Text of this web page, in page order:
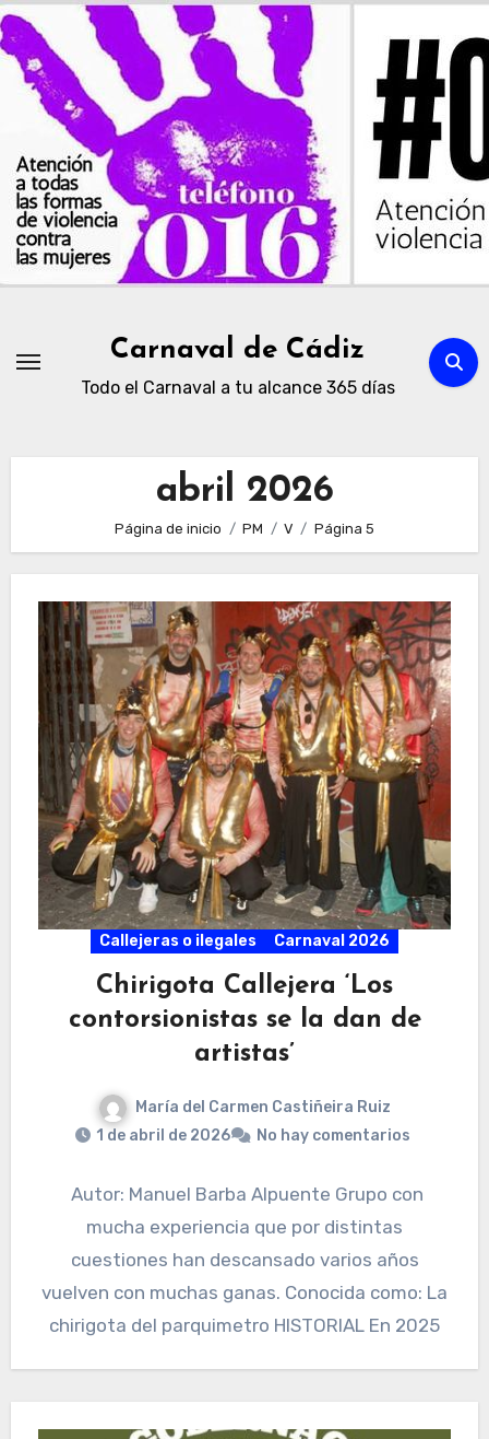
Ir
al
contenido
Carnaval de Cádiz
Todo el Carnaval a tu alcance 365 días
abril 2026
Página de inicio PM V Página 5
Callejeras o ilegales Carnaval 2026
Chirigota Callejera ‘Los
contorsionistas se la dan de
artistas’
María del Carmen Castiñeira Ruiz
1 de abril de 2026
No hay comentarios
Autor: Manuel Barba Alpuente Grupo con
mucha experiencia que por distintas
cuestiones han descansado varios años
vuelven con muchas ganas. Conocida como: La
chirigota del parquimetro HISTORIAL En 2025